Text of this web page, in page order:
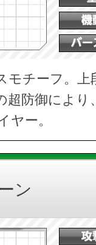
モチーフ。上
超防御によ
ヤー。
ン